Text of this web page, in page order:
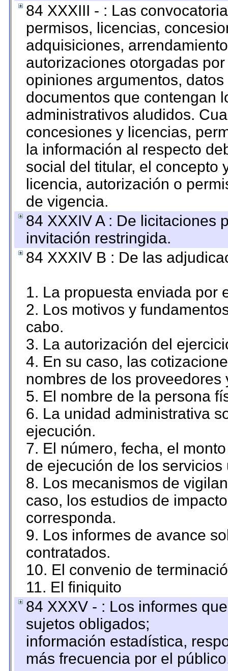
84 XXXIII - : Las
permisos, licencias,
adquisiciones,
autorizaciones otorgadas
opiniones argumentos,
documentos que contengan
administrativos aludidos.
concesiones y licencias,
la información al respecto
social del titular, el concepto
licencia, autorización o
de vigencia.
84 XXXIV A : De licitaciones
invitación restringida.
84 XXXIV B : De las
1. La propuesta enviada por
2. Los motivos y
cabo.
3. La autorización del
4. En su caso, las
nombres de los proveedores
5. El nombre de la persona
6. La unidad administrativa
ejecución.
7. El número, fecha, el
de ejecución de los servicios
8. Los mecanismos de
caso, los estudios de
corresponda.
9. Los informes de avance
contratados.
10. El convenio de
11. El finiquito
84 XXXV - : Los informes
sujetos obligados;
información estadística,
más frecuencia por el